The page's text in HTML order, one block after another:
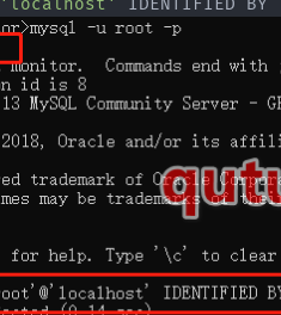
'localhost' IDENTIFIED BY